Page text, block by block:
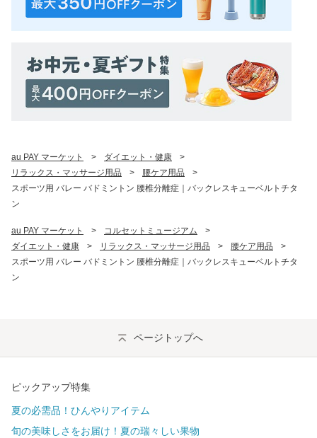
au PAY マーケット > ダイエット・健康
>
リラックス・マッサージ用品
> 腰ケア用品
>
スポーツ用 バレー バドミントン 腰椎分離症｜バックレスキューベルトチタ
ン
au PAY マーケット > コルセットミュージアム
>
ダイエット・健康
> リラックス・マッサージ用品 > 腰ケア用品
>
スポーツ用 バレー バドミントン 腰椎分離症｜バックレスキューベルトチタ
ン
ページトップへ
ピックアップ特集
夏の必需品！ひんやりアイテム
旬の美味しさをお届け！夏の瑞々しい果物